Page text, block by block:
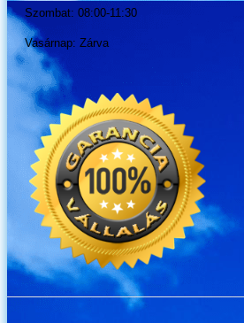
Szombat: 08:00-11:30
Vasárnap: Zárva